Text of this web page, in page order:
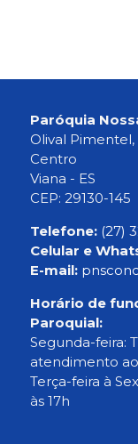
Paróquia
Olival Pimentel,
Centro
Viana - ES
CEP: 29130-145
Telefone: (27)
Celular e
E-mail:
Horário de
Paroquial:
Segunda-feira:
atendimento
Terça-feira à
às 17h